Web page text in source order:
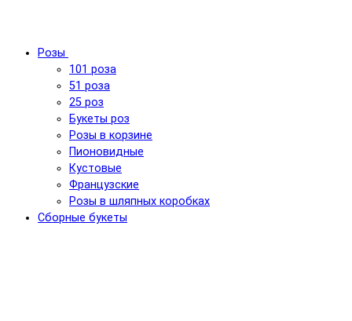
Розы
101 роза
51 роза
25 роз
Букеты роз
Розы в корзине
Пионовидные
Кустовые
Французские
Розы в шляпных коробках
Сборные букеты